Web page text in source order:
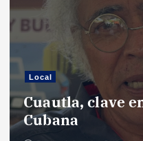
Local
Cuautla, clave
Cubana